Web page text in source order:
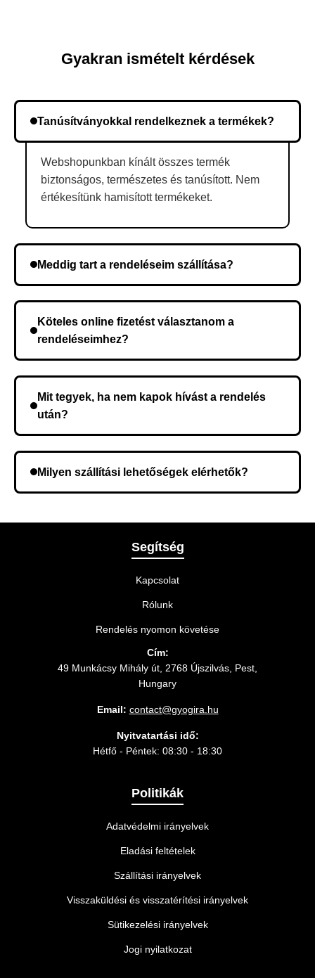
Gyakran ismételt kérdések
Tanúsítványokkal rendelkeznek a termékek?
Webshopunkban kínált összes termék
biztonságos, természetes és tanúsított. Nem
értékesítünk hamisított termékeket.
Meddig tart a rendeléseim szállítása?
kerül, és ez az időtartam függ a szállítási címtől.
Köteles online fizetést választanom a
rendeléseimhez?
Mit tegyek, ha nem kapok hívást a rendelés
után?
meg a rendelést.
Milyen szállítási lehetőségek elérhetők?
legmegfelelőbb szállítási módot.
Segítség
Kapcsolat
Rólunk
Rendelés nyomon követése
Cím:
49 Munkácsy Mihály út, 2768 Újszilvás, Pest,
Hungary
Email: contact@gyogira.hu
Nyitvatartási idő:
Hétfő - Péntek: 08:30 - 18:30
Politikák
Adatvédelmi irányelvek
Eladási feltételek
Szállítási irányelvek
Visszaküldési és visszatérítési irányelvek
Sütikezelési irányelvek
Jogi nyilatkozat